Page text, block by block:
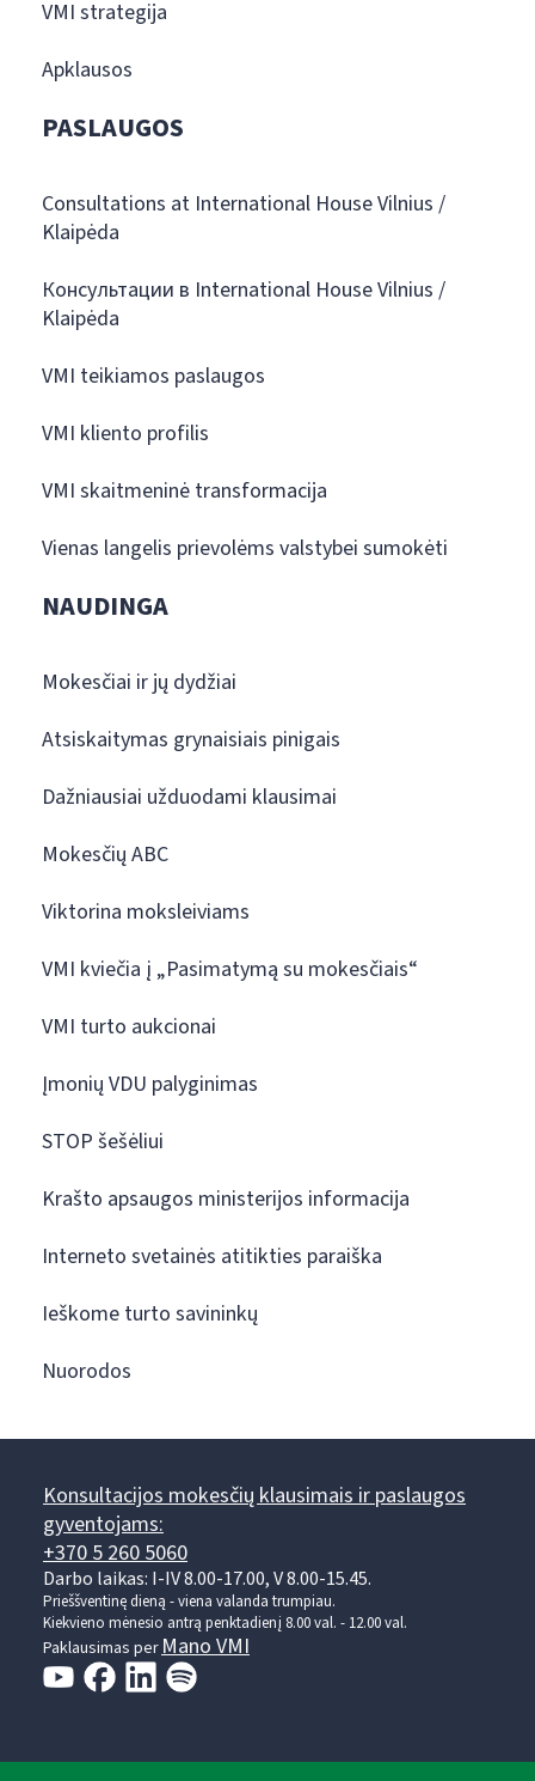
VMI strategija
Apklausos
PASLAUGOS
Consultations at International House Vilnius /
Klaipėda
Консультации в International House Vilnius /
Klaipėda
VMI teikiamos paslaugos
VMI kliento profilis
VMI skaitmeninė transformacija
Vienas langelis prievolėms valstybei sumokėti
NAUDINGA
Mokesčiai ir jų dydžiai
Atsiskaitymas grynaisiais pinigais
Dažniausiai užduodami klausimai
Mokesčių ABC
Viktorina moksleiviams
VMI kviečia į „Pasimatymą su mokesčiais“
VMI turto aukcionai
Įmonių VDU palyginimas
STOP šešėliui
Krašto apsaugos ministerijos informacija
Interneto svetainės atitikties paraiška
Ieškome turto savininkų
Nuorodos
Konsultacijos mokesčių klausimais ir paslaugos
gyventojams:
+370 5 260 5060
Darbo laikas: I-IV 8.00-17.00, V 8.00-15.45.
Prieššventinę dieną - viena valanda trumpiau.
Kiekvieno mėnesio antrą penktadienį 8.00 val. - 12.00 val.
Paklausimas perMano VMI